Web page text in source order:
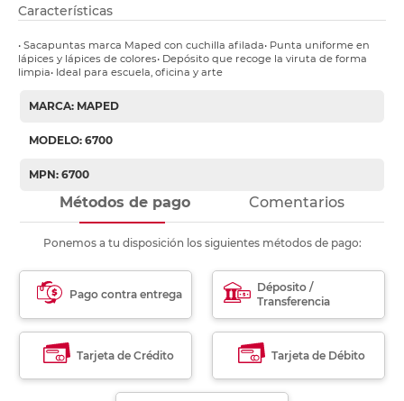
Características
• Sacapuntas marca Maped con cuchilla afilada• Punta uniforme en
lápices y lápices de colores• Depósito que recoge la viruta de forma
limpia• Ideal para escuela, oficina y arte
MARCA: MAPED
MODELO: 6700
MPN: 6700
Métodos de pago Comentarios
Ponemos a tu disposición los siguientes métodos de pago:
Pago contra entrega
Déposito /
Transferencia
Tarjeta de Crédito Tarjeta de Débito